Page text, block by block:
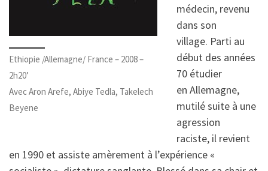
Ethiopie /Allemagne/ France – 2008 –
2h20’
Avec Aron Arefe, Abiye Tedla, Takelech
Beyene
médecin, revenu
dans son
village. Parti au
début des années
70 étudier
en Allemagne,
mutilé suite à une
agression
raciste, il revient
en 1990 et assiste amèrement à l’expérience «